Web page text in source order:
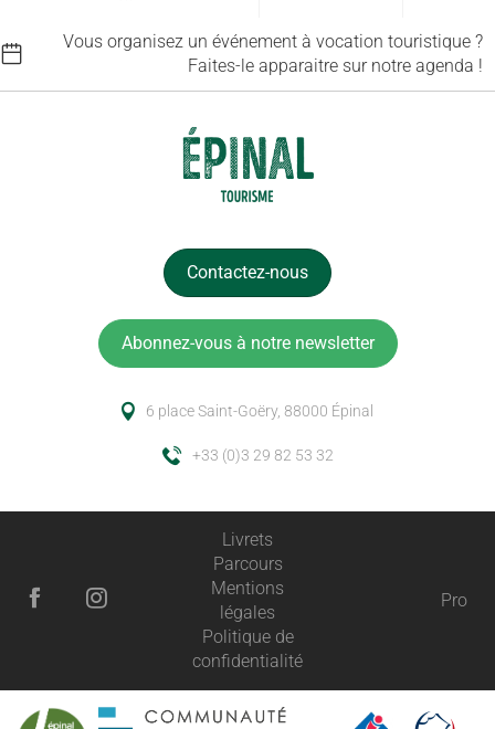
Vous organisez un événement à vocation touristique ?
Faites-le apparaitre sur notre agenda !
Contactez-nous
Abonnez-vous à notre newsletter
6 place Saint-Goëry, 88000 Épinal
+33 (0)3 29 82 53 32
Livrets
Parcours
Mentions
légales
Politique de
confidentialité
Pro